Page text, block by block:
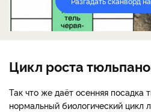
Цикл роста
Так что же даёт осенняя посадка
нормальный биологический цикл